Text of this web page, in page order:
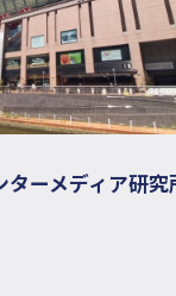
ーメディア研究